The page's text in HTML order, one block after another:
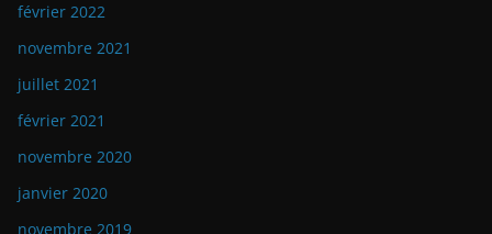
février 2022
novembre 2021
juillet 2021
février 2021
novembre 2020
janvier 2020
novembre 2019